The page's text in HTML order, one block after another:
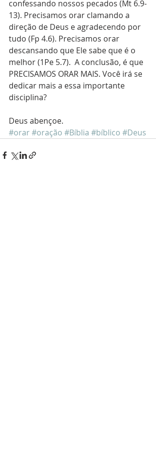
confessando nossos pecados (Mt 6.9-
13). Precisamos orar clamando a
direção de Deus e agradecendo por
tudo (Fp 4.6). Precisamos orar
descansando que Ele sabe que é o
melhor (1Pe 5.7).  A conclusão, é que
PRECISAMOS ORAR MAIS. Você irá se
dedicar mais a essa importante
disciplina?
Deus abençoe.
#orar#oração #Bíblia #bíblico #Deus